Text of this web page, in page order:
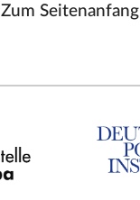
Zum Seitenanfang